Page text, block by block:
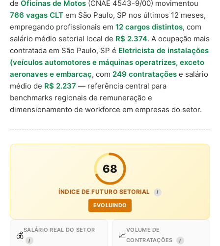
de Oficinas de Motos (CNAE 4543-9/00) movimentou
766 vagas CLT em São Paulo, SP nos últimos 12 meses,
empregando profissionais em 12 cargos distintos, com
salário médio setorial local de R$ 2.374. A ocupação mais
contratada em São Paulo, SP é Eletricista de instalações
(veículos automotores e máquinas operatrizes, exceto
aeronaves e embarcaç, com 249 contratações e salário
médio de R$ 2.237 — referência central para
benchmarks regionais de remuneração e
dimensionamento de workforce em empresas do setor.
68
ÍNDICE DE FUTURO SETORIAL I
EVOLUINDO
💰
SALÁRIO REAL DO SETOR
I
📈
VOLUME DE
CONTRATAÇÕES
I